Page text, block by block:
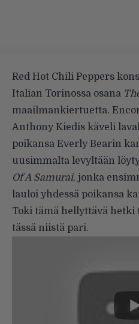
Red Hot Chili Peppers
Italian Torinossa osana
maailmankiertuetta.
Anthony Kiedis käveli
poikansa Everly Bearin
uusimmalta levyltään
Of A Samurai, jonka
lauloi yhdessä poikansa
Toki tämä hellyttävä hetki
tässä niistä pari.